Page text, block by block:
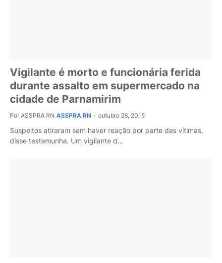
Vigilante é morto e funcionária ferida
durante assalto em supermercado na
cidade de Parnamirim
Por ASSPRA RN ASSPRA RN - outubro 28, 2015
Suspeitos atiraram sem haver reação por parte das vítimas,
disse testemunha. Um vigilante d…